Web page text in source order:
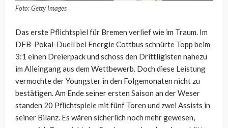
Foto: Getty Images
Das erste Pflichtspiel für Bremen verlief wie im Traum. Im
DFB-Pokal-Duell bei Energie Cottbus schnürte Topp beim
3:1 einen Dreierpack und schoss den Drittligisten nahezu
im Alleingang aus dem Wettbewerb. Doch diese Leistung
vermochte der Youngster in den Folgemonaten nicht zu
bestätigen. Am Ende seiner ersten Saison an der Weser
standen 20 Pflichtspiele mit fünf Toren und zwei Assists in
seiner Bilanz. Es wären sicherlich noch mehr gewesen,